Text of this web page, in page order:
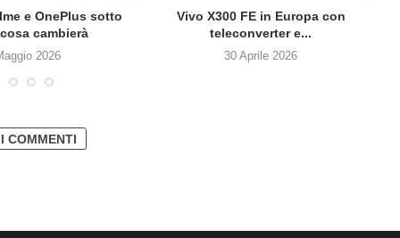
e OnePlus sotto
cambierà
2026
Vivo X300 FE in Europa con
teleconverter e...
30 Aprile 2026
COMMENTI